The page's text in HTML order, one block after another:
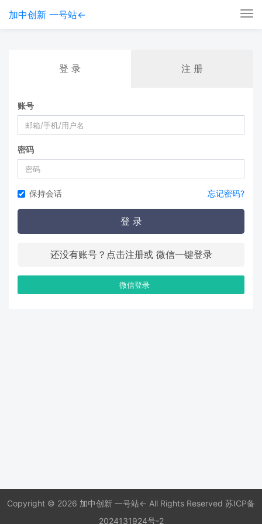
加中创新 一号站←
登 录 注 册
账号
密码
保持会话 忘记密码?
登 录
还没有账号？点击注册或 微信一键登录
微信登录
Copyright © 2026 加中创新 一号站← All Rights Reserved 苏ICP备
2024131924号-2